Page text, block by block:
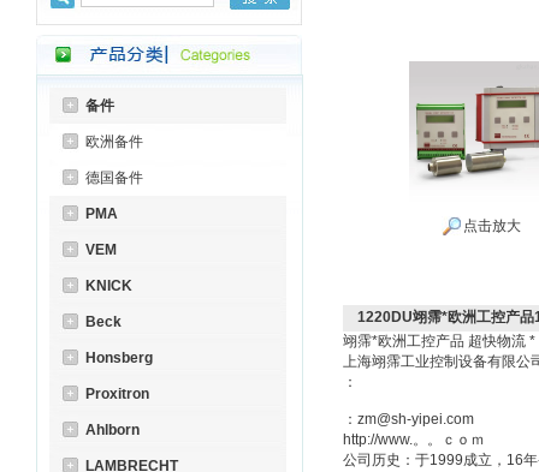
备件
欧洲备件
德国备件
PMA
VEM
KNICK
Beck
Honsberg
Proxitron
Ahlborn
LAMBRECHT
点击放大
1220DU翊霈*欧洲工控产品
翊霈*欧洲工控产品 超快物
上海翊霈工业控制设备有限
：
：zm@sh-yipei.com
http://www.。。ｃｏｍ
公司历史：于1999成立，16